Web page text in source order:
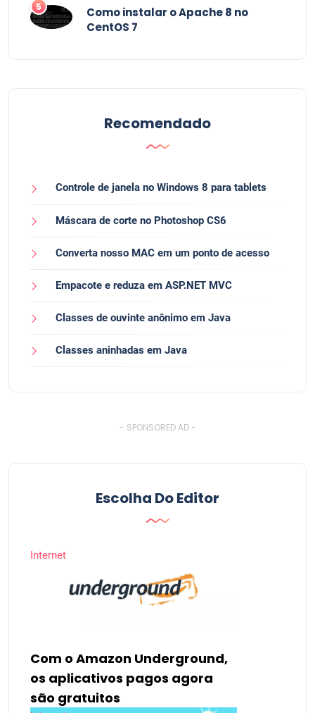
5
Como instalar o Apache 8 no
CentOS 7
Recomendado
Controle de janela no Windows 8 para tablets
Máscara de corte no Photoshop CS6
Converta nosso MAC em um ponto de acesso
Empacote e reduza em ASP.NET MVC
Classes de ouvinte anônimo em Java
Classes aninhadas em Java
- SPONSORED AD -
Escolha Do Editor
Internet
Com o Amazon Underground,
os aplicativos pagos agora
são gratuitos